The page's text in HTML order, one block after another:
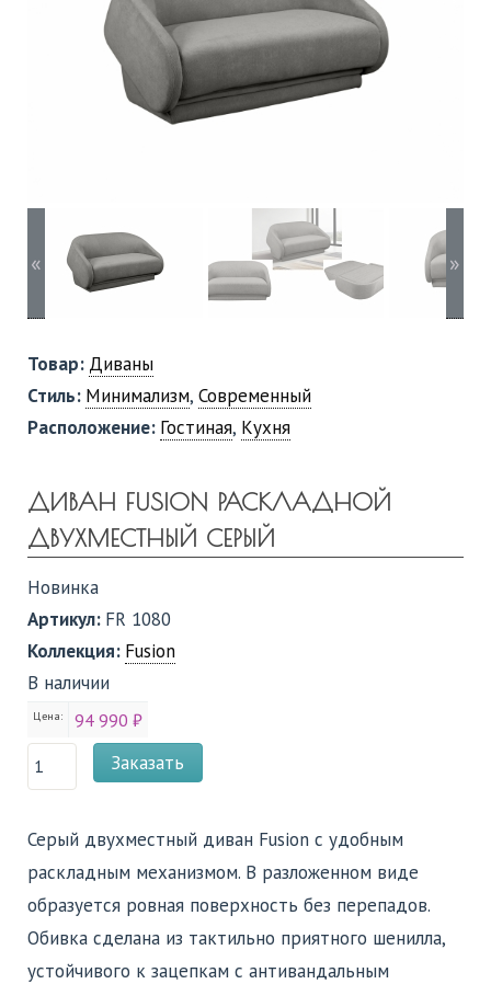
« »
Товар: Диваны
Стиль: Минимализм, Современный
Расположение: Гостиная, Кухня
ДИВАН FUSION РАСКЛАДНОЙ
ДВУХМЕСТНЫЙ СЕРЫЙ
Новинка
Артикул: FR 1080
Коллекция: Fusion
В наличии
Цена: 94 990 ₽
Заказать
Серый двухместный диван Fusion с удобным
раскладным механизмом. В разложенном виде
образуется ровная поверхность без перепадов.
Обивка сделана из тактильно приятного шенилла,
устойчивого к зацепкам с антивандальным